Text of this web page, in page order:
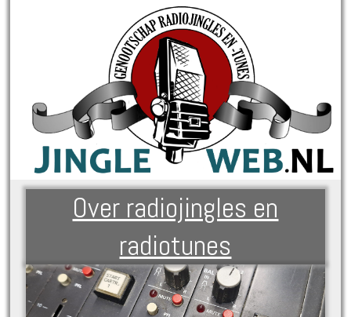
Over radiojingles en
radiotunes